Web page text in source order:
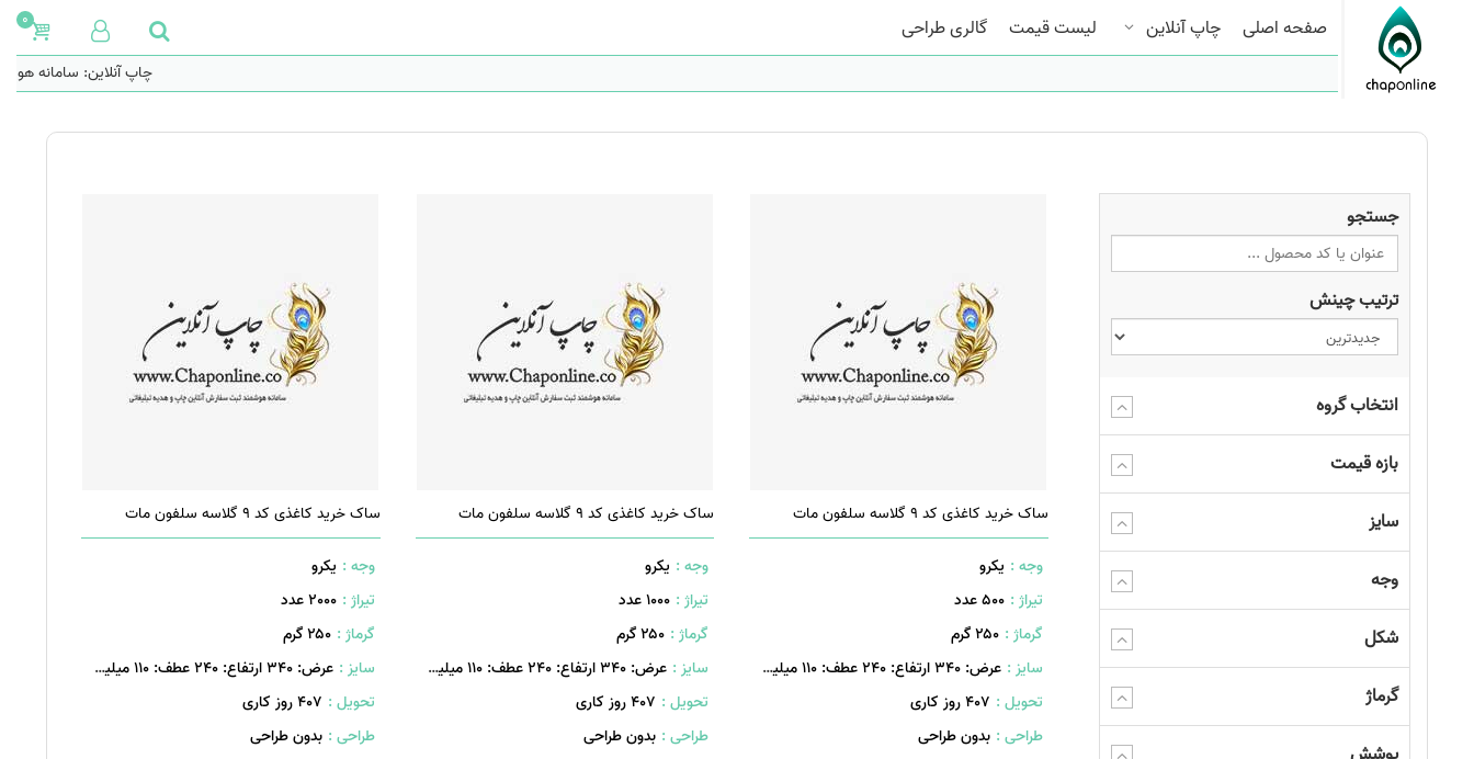
صفحه اصلی چاپ آنلاین لیست قیمت گالری طراحی 0
چاپ آنلاین: سامانه
جستجو
ترتیب چینش
انتخاب گروه
بازه قیمت
سایز
وجه
شکل
گرماژ
ساک خرید کاغذی کد 9 گلاسه سلفون مات
وجه : یکرو
تیراژ : 500 عدد
گرماژ : ۲۵۰ گرم
سایز : عرض: 340 ارتفاع: 240 عطف: 110 میلیمتر
تحویل : 407 روز کاری
طراحی : بدون طراحی
ساک خرید کاغذی کد 9 گلاسه سلفون مات
وجه : یکرو
تیراژ : 1000 عدد
گرماژ : ۲۵۰ گرم
سایز : عرض: 340 ارتفاع: 240 عطف: 110 میلیمتر
تحویل : 407 روز کاری
طراحی : بدون طراحی
ساک خرید کاغذی کد 9 گلاسه سلفون مات
وجه : یکرو
تیراژ : 2000 عدد
گرماژ : ۲۵۰ گرم
سایز : عرض: 340 ارتفاع: 240 عطف: 110 میلیمتر
تحویل : 407 روز کاری
طراحی : بدون طراحی